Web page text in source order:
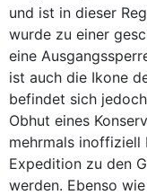
und ist in dieser
wurde zu einer
eine
ist auch die Ikone
befindet sich
Obhut eines
mehrmals inoffiziell
Expedition zu den
werden. Ebenso